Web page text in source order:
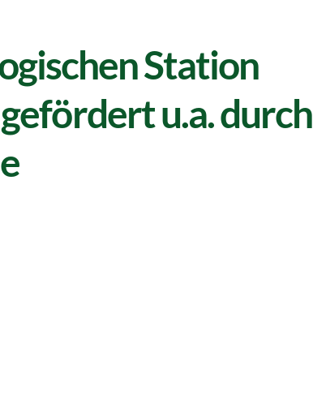
Station
u.a. durch